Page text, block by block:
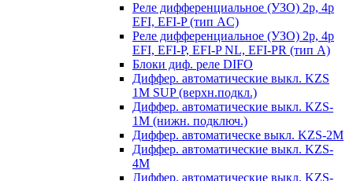
Реле дифференциальное (УЗО) 2р, 4р
EFI, EFI-P (тип AС)
Реле дифференциальное (УЗО) 2р, 4р
EFI, EFI-P, EFI-P NL, EFI-PR (тип A)
Блоки диф. реле DIFO
Диффер. автоматические выкл. KZS
1M SUP (верхн.подкл.)
Диффер. автоматические выкл. KZS-
1M (нижн. подключ.)
Диффер. автоматическе выкл. KZS-2M
Диффер. автоматические выкл. KZS-
4M
Диффер. автоматические выкл. KZS-